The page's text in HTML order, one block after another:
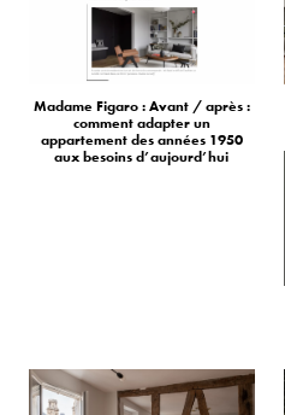
Madame Figaro : Avant / après :
comment adapter un
appartement des années 1950
aux besoins d’aujourd’hui